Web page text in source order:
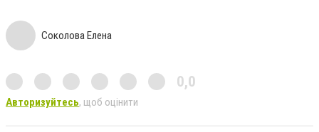
Соколова Елена
0,0
Авторизуйтесь, щоб оцінити